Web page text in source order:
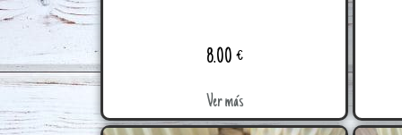
8.00 €
Ver más